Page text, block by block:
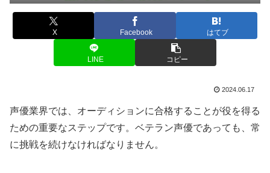
X Facebook はてブ
LINE コピー
2024.06.17
声優業界では、オーディションに合格することが役を得る
ための重要なステップです。ベテラン声優であっても、常
に挑戦を続けなければなりません。